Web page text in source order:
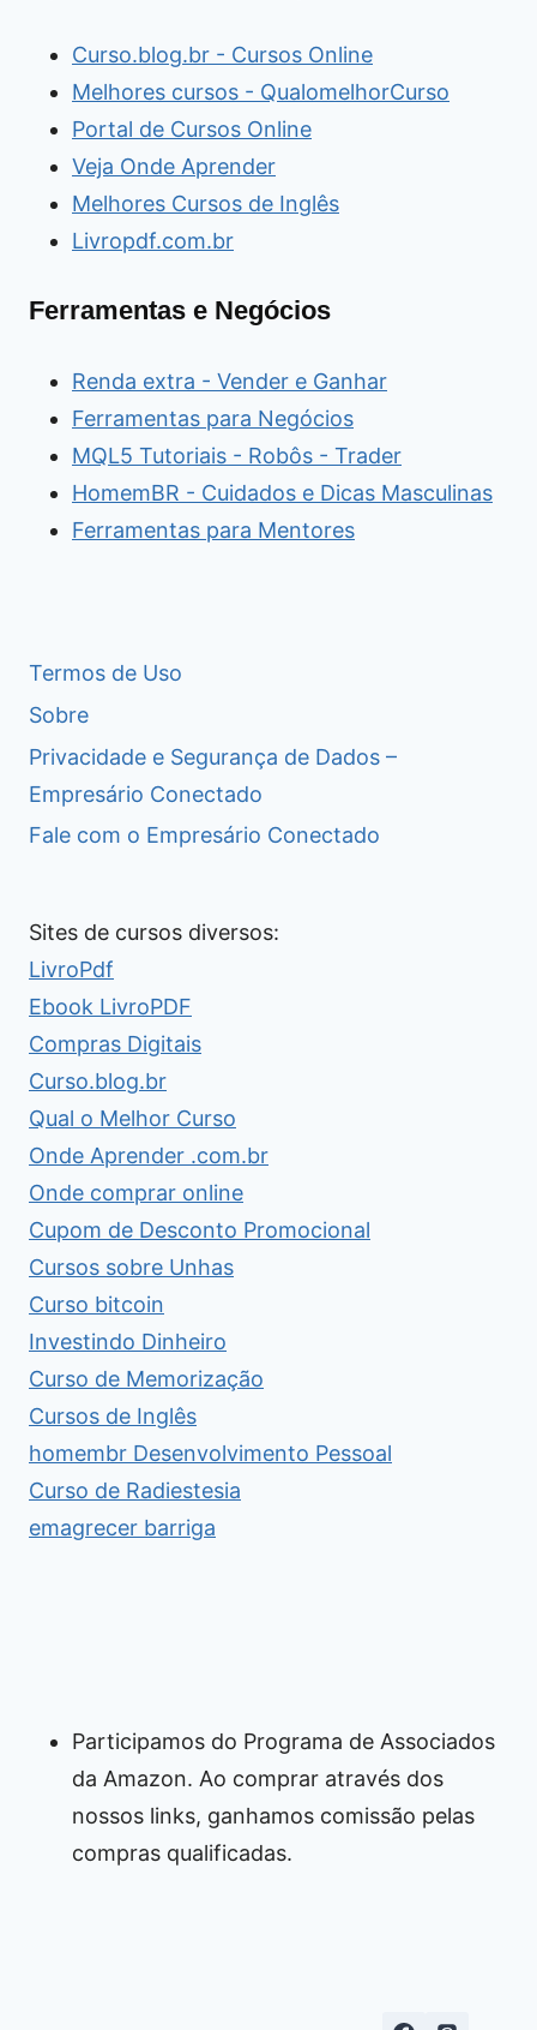
Curso.blog.br - Cursos Online
Melhores cursos - QualomelhorCurso
Portal de Cursos Online
Veja Onde Aprender
Melhores Cursos de Inglês
Livropdf.com.br
Ferramentas e Negócios
Renda extra - Vender e Ganhar
Ferramentas para Negócios
MQL5 Tutoriais - Robôs - Trader
HomemBR - Cuidados e Dicas Masculinas
Ferramentas para Mentores
Termos de Uso
Sobre
Privacidade e Segurança de Dados –
Empresário Conectado
Fale com o Empresário Conectado
Sites de cursos diversos:
LivroPdf
Ebook LivroPDF
Compras Digitais
Curso.blog.br
Qual o Melhor Curso
Onde Aprender .com.br
Onde comprar online
Cupom de Desconto Promocional
Cursos sobre Unhas
Curso bitcoin
Investindo Dinheiro
Curso de Memorização
Cursos de Inglês
homembr Desenvolvimento Pessoal
Curso de Radiestesia
emagrecer barriga
Participamos do Programa de Associados
da Amazon. Ao comprar através dos
nossos links, ganhamos comissão pelas
compras qualificadas.